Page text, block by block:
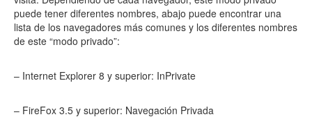
puede tener diferentes nombres, abajo puede encontrar una
lista de los navegadores más comunes y los diferentes nombres
de este “modo privado”:
– Internet Explorer 8 y superior: InPrivate
– FireFox 3.5 y superior: Navegación Privada